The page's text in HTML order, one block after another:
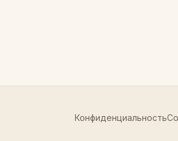
Конфиденциальность